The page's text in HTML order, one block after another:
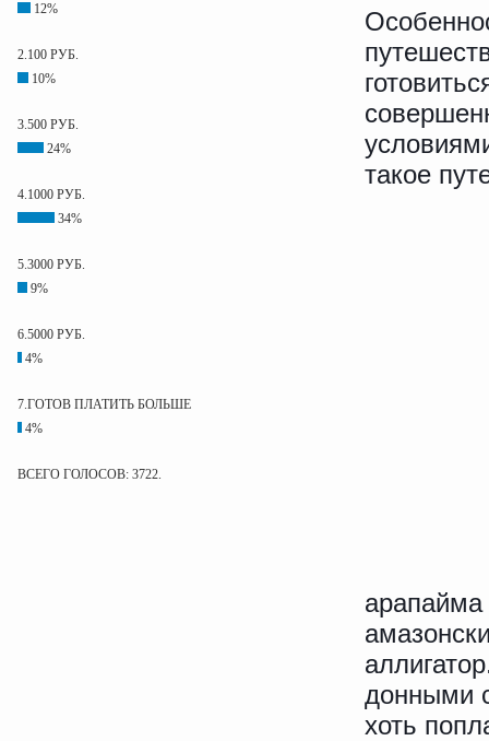
12%
2.100 РУБ.
10%
3.500 РУБ.
24%
4.1000 РУБ.
34%
5.3000 РУБ.
9%
6.5000 РУБ.
4%
7.ГОТОВ ПЛАТИТЬ БОЛЬШЕ
4%
ВСЕГО ГОЛОСОВ: 3722.
такое
арапайма
донными
хоть